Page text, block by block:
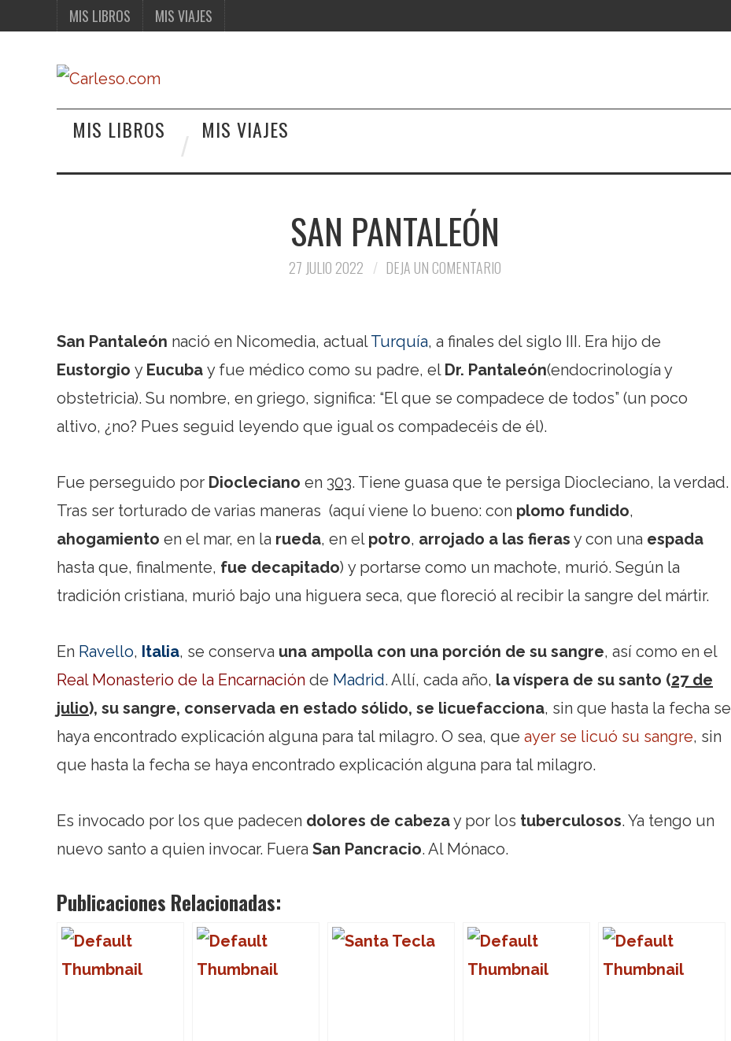
MIS LIBROS MIS VIAJES
MIS LIBROS MIS VIAJES
SAN PANTALEÓN
27 JULIO 2022 DEJA UN COMENTARIO
San Pantaleón nació en Nicomedia, actualTurquía, a finales del siglo III. Era hijo de
Eustorgio y Eucuba y fue médico como su padre, el Dr. Pantaleón(endocrinología y
obstetricia). Su nombre, en griego, significa: “El que se compadece de todos” (un poco
altivo, ¿no? Pues seguid leyendo que igual os compadecéis de él).
Fue perseguido por Diocleciano en 303. Tiene guasa que te persiga Diocleciano, la verdad.
Tras ser torturado de varias maneras (aquí viene lo bueno: con plomo fundido,
ahogamiento en el mar, en la rueda, en el potro, arrojado a las fieras y con una espada
hasta que, finalmente, fue decapitado) y portarse como un machote, murió. Según la
tradición cristiana, murió bajo una higuera seca, que floreció al recibir la sangre del mártir.
En Ravello, Italia, se conserva una ampolla con una porción de su sangre, así como en el
Real Monasterio de la Encarnación de Madrid. Allí, cada año, la víspera de su santo (27 de
julio), su sangre, conservada en estado sólido, se licuefacciona, sin que hasta la fecha se
haya encontrado explicación alguna para tal milagro. O sea, que ayer se licuó su sangre, sin
que hasta la fecha se haya encontrado explicación alguna para tal milagro.
Es invocado por los que padecen dolores de cabezay por los tuberculosos. Ya tengo un
nuevo santo a quien invocar. Fuera San Pancracio. Al Mónaco.
Publicaciones Relacionadas: